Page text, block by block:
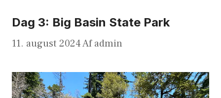
Dag 3: Big Basin State Park
11. august 2024Afadmin